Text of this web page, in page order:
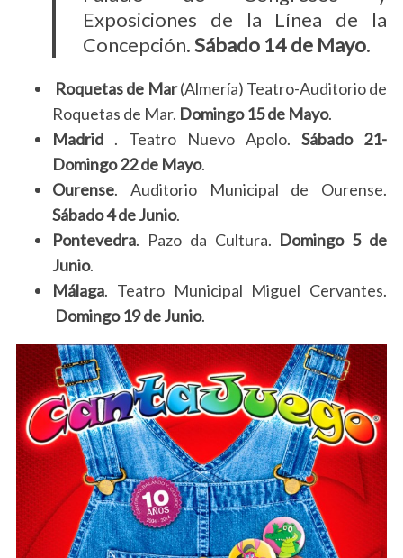
Exposiciones de la Línea de la
Concepción.Sábado 14 de Mayo.
Roquetas de Mar(Almería) Teatro-Auditorio de
Roquetas de Mar. Domingo 15 de Mayo.
Madrid. Teatro Nuevo Apolo.Sábado 21-
Domingo 22 de Mayo.
Ourense. Auditorio Municipal de Ourense.
Sábado 4 de Junio.
Pontevedra. Pazo da Cultura. Domingo 5 de
Junio.
Málaga. Teatro Municipal Miguel Cervantes.
Domingo 19 de Junio.